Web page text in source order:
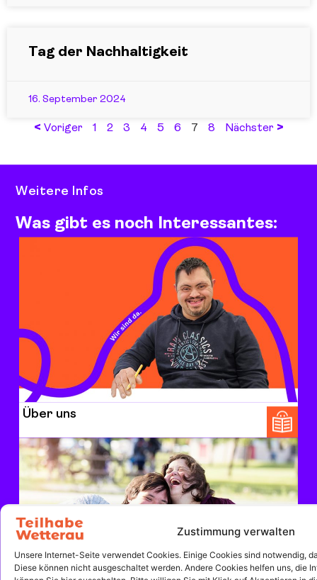
Zustimmung verwalten
Unsere Internet-Seite verwendet Cookies. Einige Cookies sind notwendig,
Diese können nicht ausgeschaltet werden. Andere Cookies helfen uns, die
Tag der Nachhaltigkeit
16. September 2024
< Voriger 1 2 3 4 5 6 7 8 Nächster >
Weitere Infos
Was gibt es noch Interessantes:
Über uns